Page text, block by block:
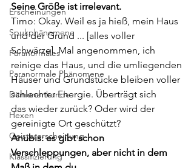
Erscheinungen
Spukphänomene
Paranormales
Paranormale Phänomene
Dämonenkunde
Hexen
Geistererscheinung
Klassifizierung
Seine Größe ist irrelevant.
Timo: Okay. Weil es ja hieß, mein Haus
und der Grund ... [alles voller
Schwärze]. Mal angenommen, ich
reinige das Haus, und die umliegenden
Häuser und Grundstücke bleiben voller
schlechter Energie. Überträgt sich
das wieder zurück? Oder wird der
gereinigte Ort geschützt?
Anubis: es gibt schon
Verschleppungen, aber nicht in dem